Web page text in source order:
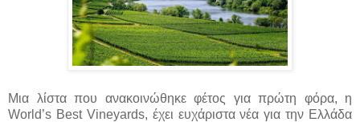
Μια λίστα που ανακοινώθηκε φέτος για πρώτη φόρα, η
World’s Best Vineyards, έχει ευχάριστα νέα για την Ελλάδα